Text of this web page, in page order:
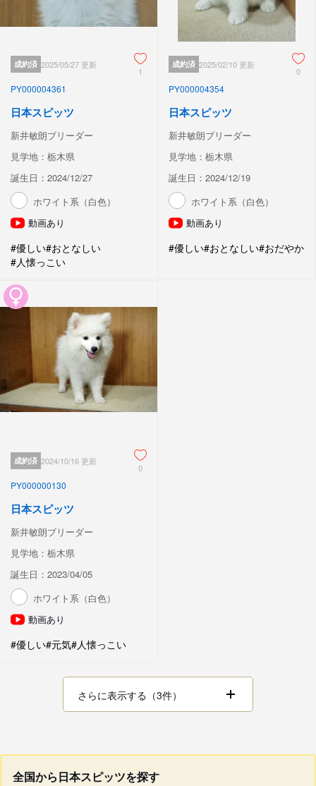
成約済 2025/05/27 更新
1
PY000004361
日本スピッツ
新井敏朗ブリーダー
見学地：栃木県
誕生日：2024/12/27
ホワイト系（白色）
動画あり
#優しい#おとなしい
#人懐っこい
成約済 2025/02/10 更新
0
PY000004354
日本スピッツ
新井敏朗ブリーダー
見学地：栃木県
誕生日：2024/12/19
ホワイト系（白色）
動画あり
#優しい#おとなしい#おだやか
成約済 2024/10/16 更新
0
PY000000130
日本スピッツ
新井敏朗ブリーダー
見学地：栃木県
誕生日：2023/04/05
ホワイト系（白色）
動画あり
#優しい#元気#人懐っこい
さらに表示する（3件）
全国から日本スピッツを探す